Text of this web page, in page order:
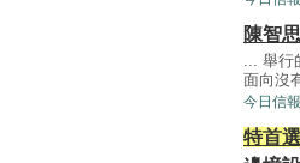
陳智
... 舉行
面向沒
今日信報
特首